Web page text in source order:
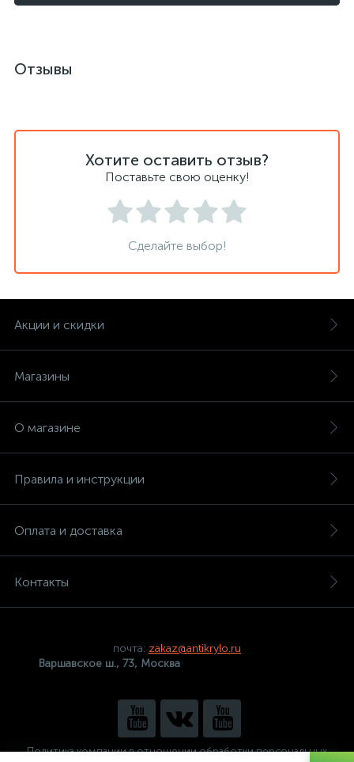
Отзывы
Хотите оставить отзыв?
Поставьте свою оценку!
Сделайте выбор!
Акции и скидки
Магазины
О магазине
Правила и инструкции
Оплата и доставка
Контакты
почта: zakaz@antikrylo.ru
Варшавское ш., 73, Москва
Политика компании в отношении обработки персональных